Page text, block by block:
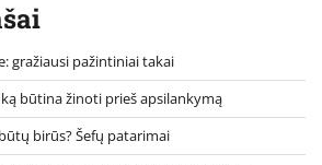
gražiausi pažintiniai takai
būtina žinoti prieš apsilankymą
birūs? Šefų patarimai